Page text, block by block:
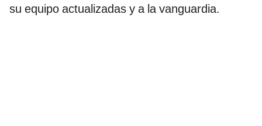
su equipo actualizadas y a la vanguardia.